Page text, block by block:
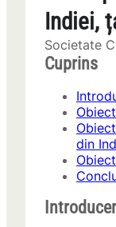
Indiei,
Societate
Cuprins
din